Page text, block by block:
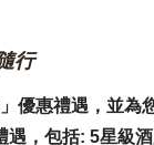
行
優惠禮遇，並為
遇，包括: 5星級